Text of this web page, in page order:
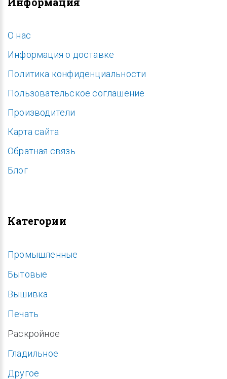
O нас
Информация о доставке
Политика конфиденциальности
Пользовательское соглашение
Производители
Карта сайта
Обратная связь
Блог
Категории
Промышленные
Бытовые
Вышивка
Печать
Раскройное
Гладильное
Другое